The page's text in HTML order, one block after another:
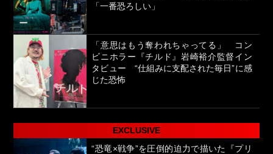
「一番恐ろしい」
「意思はもう奪われちゃってる」 コン
ビニホラー『チルド』岩崎裕介監督イン
タビュー “仕組みに支配された毎日”に感
じた恐怖
EXCLUSIVE
“恐竜×戦争”を圧倒的迫力で描いた『プリ